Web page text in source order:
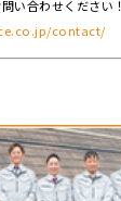
合わせください！
contact/